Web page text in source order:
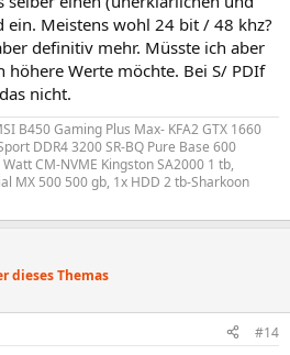
ein. Meistens wohl 24 bit / 48 khz?
definitiv mehr. Müsste ich aber
höhere Werte möchte. Bei S/ PDIf
nicht.
B450 Gaming Plus Max- KFA2 GTX 1660
DDR4 3200 SR-BQ Pure Base 600
CM-NVME Kingston SA2000 1 tb,
MX 500 500 gb, 1x HDD 2 tb-Sharkoon
dieses Themas
#14